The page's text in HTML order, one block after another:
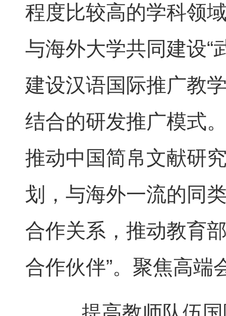
程度比较高的学科领
与海外大学共同建设“
建设汉语国际推广教
结合的研发推广模式
推动中国简帛文献研
划，与海外一流的同
合作关系，推动教育
合作伙伴”。聚焦高端